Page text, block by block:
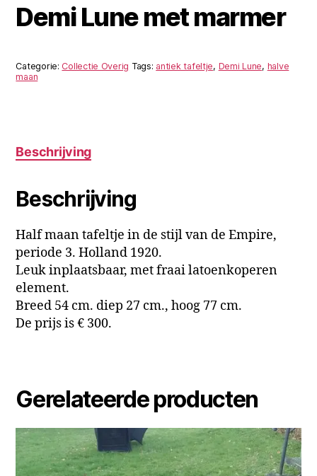
Demi Lune met marmer
Categorie: Collectie Overig Tags: antiek tafeltje, Demi Lune, halve
maan
Beschrijving
Beschrijving
Half maan tafeltje in de stijl van de Empire,
periode 3. Holland 1920.
Leuk inplaatsbaar, met fraai latoenkoperen
element.
Breed 54 cm. diep 27 cm., hoog 77 cm.
De prijs is € 300.
Gerelateerde producten